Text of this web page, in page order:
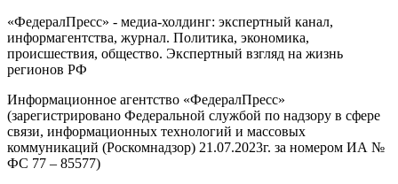
«ФедералПресс» - медиа-холдинг: экспертный канал,
информагентства, журнал. Политика, экономика,
происшествия, общество. Экспертный взгляд на жизнь
регионов РФ
Информационное агентство «ФедералПресс»
(зарегистрировано Федеральной службой по надзору в сфере
связи, информационных технологий и массовых
коммуникаций (Роскомнадзор) 21.07.2023г. за номером ИА №
ФС 77 – 85577)